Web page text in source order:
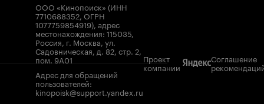
ООО «Кинопоиск» (ИНН
7710688352, ОГРН
1077759854919), адрес
местонахождения: 115035,
Россия, г. Москва, ул.
Садовническая, д. 82, стр. 2,
пом. 9А01
Адрес для обращений
пользователей:
kinopoisk@support.yandex.ru
Проект
компании
Соглашение